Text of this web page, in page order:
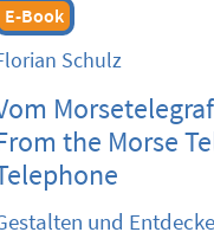
E-Book
Schulz
the Morse
und